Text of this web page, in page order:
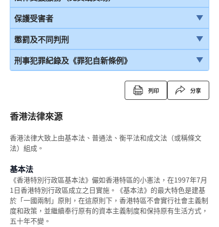
認罪
求情及判刑
認罪對判刑的影響
不認罪
結案陳詞及裁決
由陪審團審訊
上訴
少年法庭的聆訊程序
少年罪犯懲罰的限制
判刑原則
在公眾地方被警察截停和查問
在公眾地方被警察截停和搜身
緘默權
被捕後的權利
扣留被捕人士
在警署及法庭分隔少年人
被捕人士保釋
投訴警察
簡介本港部分法律援助
刑事訴訟法律援助計劃
當值律師計劃
免費法律諮詢計劃——不提供服務的案件類別
電話法律諮詢計劃
保護受害者
受害者的權利
兒童證人
以電視直播聯繫提供證據
書面供詞
懲罰及不同判刑
引言
社會服務令
感化令
教導所
更生中心
感化院
刑事犯罪紀錄及《罪犯自新條例》
簽保守行為
警司警誡計劃
《罪犯自新條例》與緩刑
《罪犯自新條例》與羈留的命令
《罪犯自新條例》與社會服務令
列印 分享
香港法律來源
香港法律大致上由基本法、普通法、衡平法和成文法（或稱條文
法）組成。
基本法
《香港特別行政區基本法》儼如香港特區的小憲法，在1997年7月
1日香港特別行政區成立之日實施。《基本法》的最大特色是建基
於「一國兩制」原則，在這原則下，香港特區不會實行社會主義制
度和政策，並繼續奉行原有的資本主義制度和保持原有生活方式，
五十年不變。